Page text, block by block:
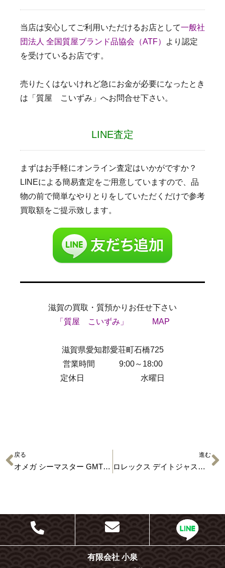
当店は安心してご利用いただけるお店として一般社
団法人 全国質屋ブランド品協会（ATF）
より認定
を受けているお店です。
売りたくはないけれど急にお金が必要になったとき
は「質屋 こいずみ」へお問合せ下さい。
LINE査定
まずはお手軽にオンライン査定はいかがですか？
LINEによる簡易査定をご用意していますので、品
物の前で簡単なやりとりをしていただくだけで参考
買取額をご提示致します。
滋賀の買取・質預かりお任せ下さい
「質屋 こいずみ」
MAP
滋賀県愛知郡愛荘町石橋725
営業時間 9:00～18:00
定休日 水曜日
戻る
オメガ シーマスター GMT 2538.20 【時計の買取】
進む
ロレックス デイトジャスト 179174G 【時計の買取】
有限会社 小泉